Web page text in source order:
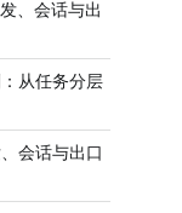
、会话与出
从任务分层
会话与出口